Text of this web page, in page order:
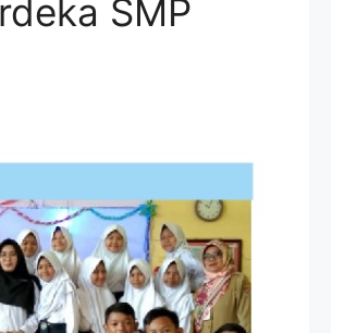
SMP